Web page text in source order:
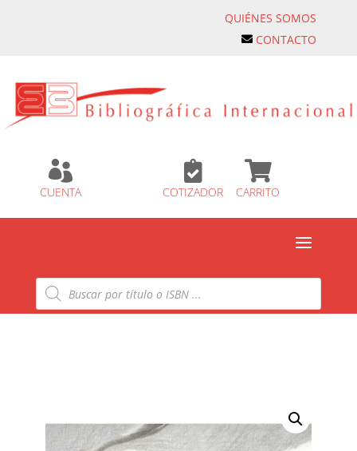
QUIÉNES SOMOS
CONTACTO

CUENTA

COTIZADOR

CARRITO
Búsqueda
de
productos